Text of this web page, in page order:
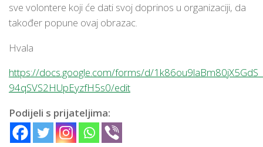
sve volontere koji će dati svoj doprinos u organizaciji, da
također popune ovaj obrazac.
Hvala
https://docs.google.com/forms/d/
94qSVS2HUpEyzfH5s0/edit
Podijeli s prijateljima: